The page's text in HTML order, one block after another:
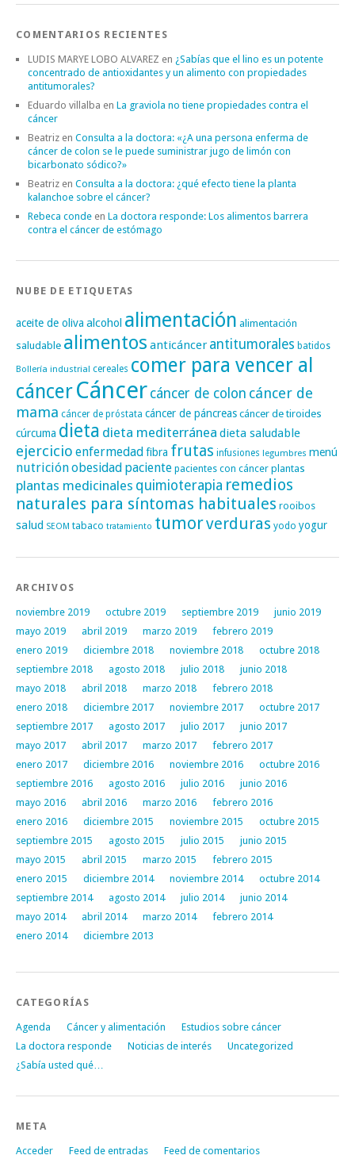
COMENTARIOS RECIENTES
LUDIS MARYE LOBO ALVAREZ en ¿Sabías que el lino es un potente
concentrado de antioxidantes y un alimento con propiedades
antitumorales?
Eduardo villalba en La graviola no tiene propiedades contra el
cáncer
Beatriz en Consulta a la doctora: «¿A una persona enferma de
cáncer de colon se le puede suministrar jugo de limón con
bicarbonato sódico?»
Beatriz en Consulta a la doctora: ¿qué efecto tiene la planta
kalanchoe sobre el cáncer?
Rebeca conde en La doctora responde: Los alimentos barrera
contra el cáncer de estómago
NUBE DE ETIQUETAS
aceite de oliva alcohol alimentación alimentación
saludable alimentos anticáncer antitumorales batidos
Bollería industrial cereales comer para vencer al
cáncerCáncer cáncer de colon cáncer de
mama cáncer de próstata cáncer de páncreascáncer de tiroides
cúrcuma dieta dieta mediterránea dieta saludable
ejercicio enfermedadfibra frutas infusiones legumbres menú
nutriciónobesidad paciente pacientes con cáncer plantas
plantas medicinales quimioterapia remedios
naturales para síntomas habituales rooibos
salud SEOM tabaco tratamiento tumorverduras yodo yogur
ARCHIVOS
noviembre 2019 octubre 2019 septiembre 2019
junio 2019
mayo 2019
abril 2019 marzo 2019
febrero 2019
enero 2019
diciembre 2018 noviembre 2018
octubre 2018
septiembre 2018
agosto 2018 julio 2018
junio 2018
mayo 2018
abril 2018 marzo 2018
febrero 2018
enero 2018
diciembre 2017 noviembre 2017
octubre 2017
septiembre 2017
agosto 2017 julio 2017
junio 2017
mayo 2017
abril 2017 marzo 2017
febrero 2017
enero 2017
diciembre 2016 noviembre 2016
octubre 2016
septiembre 2016
agosto 2016 julio 2016
junio 2016
mayo 2016
abril 2016 marzo 2016
febrero 2016
enero 2016
diciembre 2015 noviembre 2015
octubre 2015
septiembre 2015
agosto 2015 julio 2015
junio 2015
mayo 2015
abril 2015 marzo 2015
febrero 2015
enero 2015
diciembre 2014 noviembre 2014
octubre 2014
septiembre 2014
agosto 2014 julio 2014
junio 2014
mayo 2014
abril 2014 marzo 2014
febrero 2014
enero 2014
diciembre 2013
CATEGORÍAS
Agenda Cáncer y alimentación
Estudios sobre cáncer
La doctora responde
Noticias de interés
Uncategorized
¿Sabía usted qué…
META
Acceder Feed de entradas Feed de comentarios